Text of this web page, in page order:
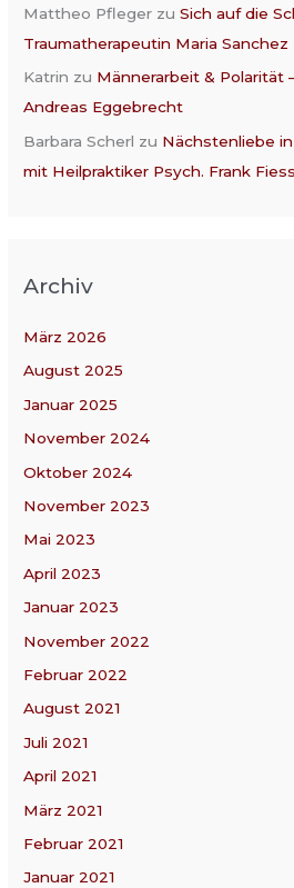
Mattheo Pfleger zuSich auf die
Traumatherapeutin Maria Sanchez
Katrin zu Männerarbeit & Polarität
Andreas Eggebrecht
Barbara Scherl zu Nächstenliebe
mit Heilpraktiker Psych. Frank Fiess
Archiv
März 2026
August 2025
Januar 2025
November 2024
Oktober 2024
November 2023
Mai 2023
April 2023
Januar 2023
November 2022
Februar 2022
August 2021
Juli 2021
April 2021
März 2021
Februar 2021
Januar 2021